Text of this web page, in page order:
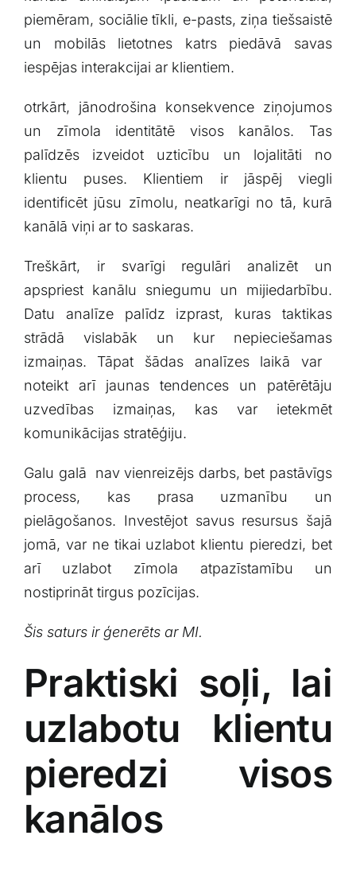
piemēram, sociālie tīkli, e-pasts, ziņa tiešsaistē
un​ mobilās⁤ lietotnes‍ katrs piedāvā ⁤savas
iespējas interakcijai⁢ ar klientiem.
otrkārt,​ jānodrošina ​konsekvence ziņojumos
un zīmola identitātē​ visos kanālos. Tas
palīdzēs izveidot⁢ uzticību un lojalitāti no
klientu ​puses. Klientiem ir jāspēj viegli
identificēt jūsu zīmolu, neatkarīgi⁣ no tā,⁢ kurā
kanālā viņi ar ‍to saskaras.
Treškārt, ir svarīgi regulāri analizēt un
apspriest kanālu‍ sniegumu un mijiedarbību.
Datu analīze palīdz izprast, kuras ⁣taktikas
strādā⁢ vislabāk un kur nepieciešamas‌
izmaiņas. Tāpat šādas ​analīzes laikā var ​
noteikt arī jaunas tendences un ​patērētāju
uzvedības izmaiņas, ​kas var ietekmēt
komunikācijas stratēģiju.
Galu​ galā ‍ nav vienreizējs ​darbs, bet pastāvīgs
process,⁣ kas prasa uzmanību un⁢
pielāgošanos. Investējot savus resursus šajā
jomā, var ne tikai uzlabot⁤ klientu pieredzi,‍ bet
arī⁣ uzlabot zīmola atpazīstamību un
nostiprināt tirgus ⁤pozīcijas.
Šis saturs ir ģenerēts ar MI.
Praktiski soļi, lai
uzlabotu klientu
pieredzi visos
kanālos